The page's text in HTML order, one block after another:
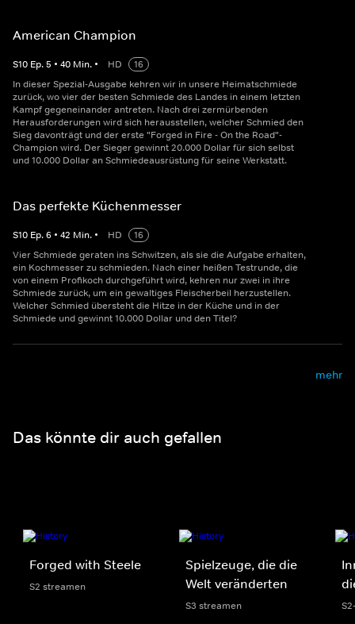
American Champion
S10 Ep.5 • 40 Min. • HD
16
In dieser Spezial-Ausgabe kehren wir in unsere Heimatschmiede
zurück, wo vier der besten Schmiede des Landes in einem letzten
Kampf gegeneinander antreten. Nach drei zermürbenden
Herausforderungen wird sich herausstellen, welcher Schmied den
Sieg davonträgt und der erste "Forged in Fire - On the Road"-
Champion wird. Der Sieger gewinnt 20.000 Dollar für sich selbst
und 10.000 Dollar an Schmiedeausrüstung für seine Werkstatt.
Das perfekte Küchenmesser
S10 Ep.6 • 42 Min. • HD
16
Vier Schmiede geraten ins Schwitzen, als sie die Aufgabe erhalten,
ein Kochmesser zu schmieden. Nach einer heißen Testrunde, die
von einem Profikoch durchgeführt wird, kehren nur zwei in ihre
Schmiede zurück, um ein gewaltiges Fleischerbeil herzustellen.
Welcher Schmied übersteht die Hitze in der Küche und in der
Schmiede und gewinnt 10.000 Dollar und den Titel?
mehr
Das könnte dir auch gefallen
Forged with Steele
S2 streamen
Spielzeuge, die die
Welt veränderten
S3 streamen